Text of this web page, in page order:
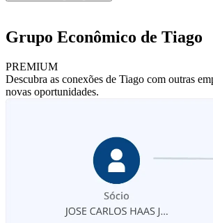
Grupo Econômico de Tiago
PREMIUM
Descubra as conexões de Tiago com outras
novas oportunidades.